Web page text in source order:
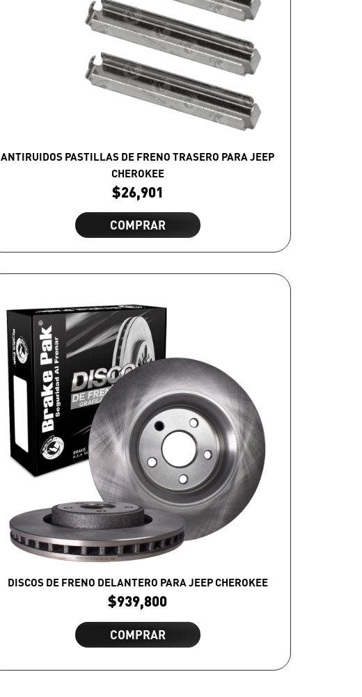
ANTIRUIDOS PASTILLAS DE FRENO TRASERO PARA JEEP
CHEROKEE
$26,901
COMPRAR
DISCOS DE FRENO DELANTERO PARA JEEP CHEROKEE
$939,800
COMPRAR